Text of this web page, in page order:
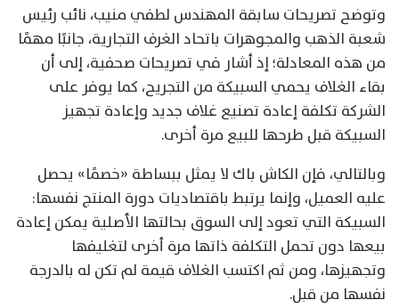
وتوضح تصريحات سابقة المهندس لطفي منيب، نائب رئيس
شعبة الذهب والمجوهرات باتحاد الغرف التجارية، جانبًا مهمًا
من هذه المعادلة؛ إذ أشار في تصريحات صحفية، إلى أن
بقاء الغلاف يحمي السبيكة من التجريح، كما يوفر على
الشركة تكلفة إعادة تصنيع غلاف جديد وإعادة تجهيز
السبيكة قبل طرحها للبيع مرة أخرى.
وبالتالي، فإن الكاش باك لا يمثل ببساطة «خصمًا» يحصل
عليه العميل، وإنما يرتبط باقتصاديات دورة المنتج نفسها:
السبيكة التي تعود إلى السوق بحالتها الأصلية يمكن إعادة
بيعها دون تحمل التكلفة ذاتها مرة أخرى لتغليفها
وتجهيزها، ومن ثم اكتسب الغلاف قيمة لم تكن له بالدرجة
نفسها من قبل.